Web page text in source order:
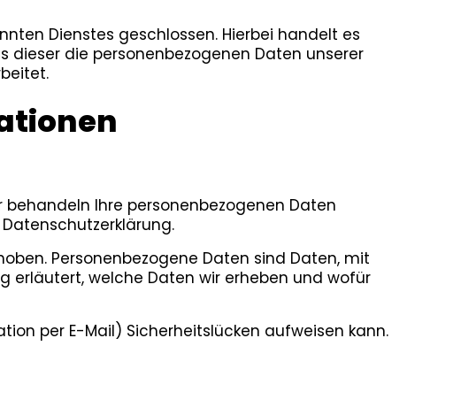
Dienstes geschlossen. Hierbei handelt es
die personenbezogenen Daten unserer
behandeln Ihre personenbezogenen Daten
Personenbezogene Daten sind Daten, mit
erläutert, welche Daten wir erheben und wofür
per E-Mail) Sicherheitslücken aufweisen kann.